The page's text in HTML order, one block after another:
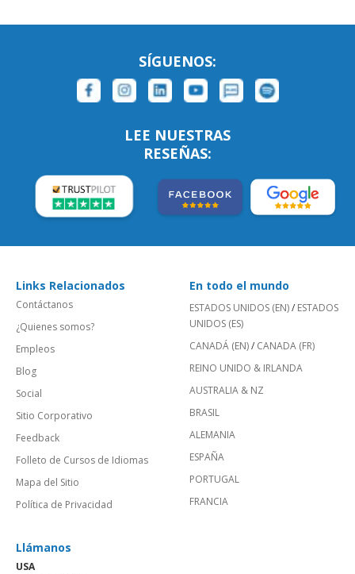
SÍGUENOS:
LEE NUESTRAS
RESEÑAS:
Links Relacionados
Contáctanos
¿Quienes somos?
Empleos
Blog
Social
Sitio Corporativo
Feedback
Folleto de Cursos de Idiomas
Mapa del Sitio
Política de Privacidad
En todo el mundo
ESTADOS UNIDOS (EN)/ ESTADOS
UNIDOS (ES)
CANADÁ (EN)/ CANADA (FR)
REINO UNIDO & IRLANDA
AUSTRALIA & NZ
BRASIL
ALEMANIA
ESPAÑA
PORTUGAL
FRANCIA
Llámanos
USA